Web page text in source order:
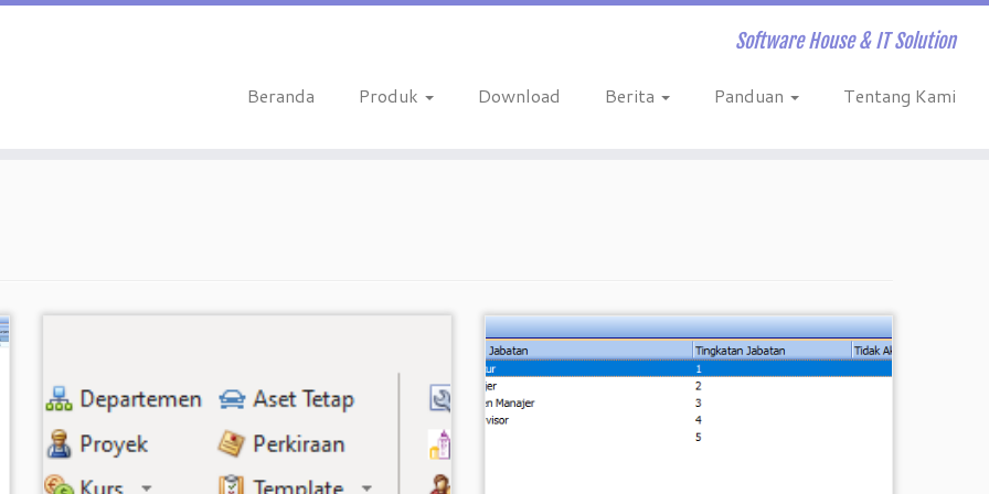
Software House & IT Solution
Beranda Produk Download Berita Panduan Tentang Kami